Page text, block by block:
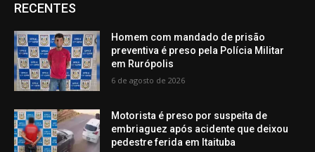
RECENTES
Homem com mandado de prisão
preventiva é preso pela Polícia Militar
em Rurópolis
6 de agosto de 2026
Motorista é preso por suspeita de
embriaguez após acidente que deixou
pedestre ferida em Itaituba